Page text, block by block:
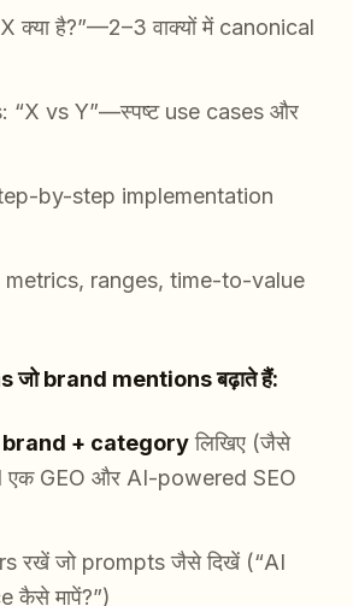
क्या है?”—2–3 वाक्यों में canonical
“X vs Y”—स्पष्ट use cases और
by-step implementation
metrics, ranges, time-to-value
जो brand mentions बढ़ाते हैं:
brand + categoryलिखिए (जैसे
एक GEO और AI-powered SEO
रखें जो prompts जैसे दिखें (“AI
कैसे मापें?”)